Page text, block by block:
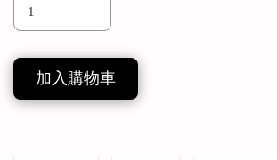
加入購物車